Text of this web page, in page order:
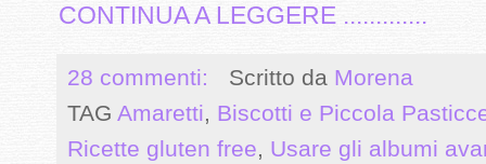
CONTINUA A LEGGERE .............
28 commenti: Scritto da Morena
TAG Amaretti, Biscotti e Piccola
Ricette gluten free, Usare gli albumi